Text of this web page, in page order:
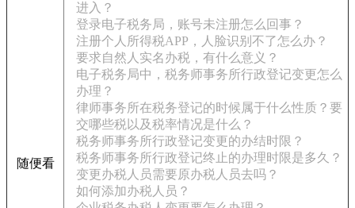
随便看
进入？
登录电子税务局，账号未注册怎么回事？
注册个人所得税APP，人脸识别不了怎么办？
要求自然人实名办税，有什么意义？
电子税务局中，税务师事务所行政登记变更怎么
办理？
律师事务所在税务登记的时候属于什么性质？要
交哪些税以及税率情况是什么？
税务师事务所行政登记变更的办结时限？
税务师事务所行政登记终止的办理时限是多久？
变更办税人员需要原办税人员去吗？
如何添加办税人员？